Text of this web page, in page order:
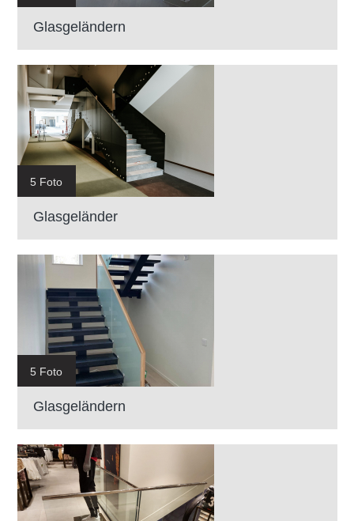
Glasgeländern
5 Foto
Glasgeländer
5 Foto
Glasgeländern